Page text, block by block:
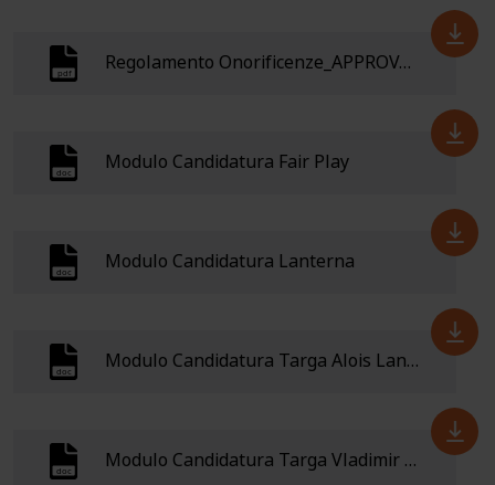
Regolamento Onorificenze_APPROVATO.
Modulo Candidatura Fair Play
Modulo Candidatura Lanterna
Modulo Candidatura Targa Alois Lantschner
Modulo Candidatura Targa Vladimir Pacl